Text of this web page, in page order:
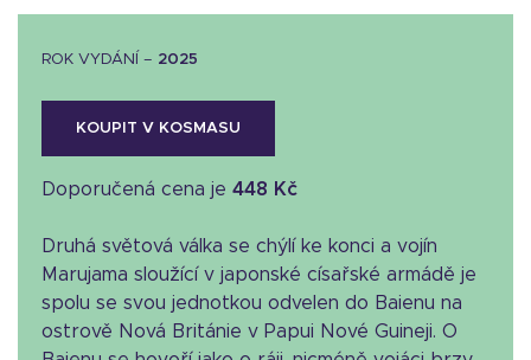
ROK VYDÁNÍ – 2025
KOUPIT V KOSMASU
Doporučená cena je 448 Kč
Druhá světová válka se chýlí ke konci a vojín
Marujama sloužící v japonské císařské armádě je
spolu se svou jednotkou odvelen do Baienu na
ostrově Nová Británie v Papui Nové Guineji. O